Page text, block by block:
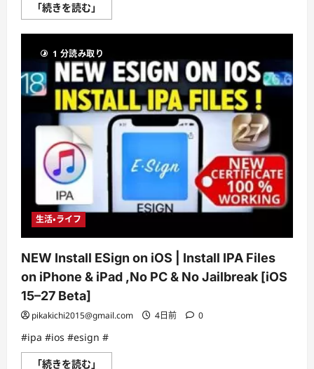
「続きを読む」
One
9
POWERFUL
NEW
UPDATE!
に
つ
い
て
さ
に
読
む
1 分読み取り
生活・ライフ
NEW Install ESign on iOS | Install IPA Files
on iPhone & iPad ,No PC & No Jailbreak [iOS
15–27 Beta]
pikakichi2015@gmail.com 4日前 0
#ipa #ios #esign #
「続きを読む」